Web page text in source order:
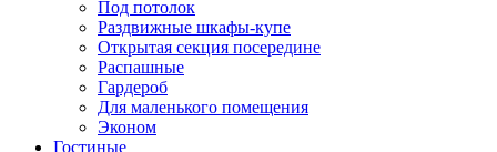
Под потолок
Раздвижные шкафы-купе
Открытая секция посередине
Распашные
Гардероб
Для маленького помещения
Эконом
Гостиные